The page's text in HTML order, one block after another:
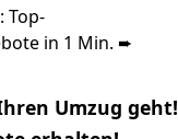
Top-
in 1 Min. ➨
Umzug geht!